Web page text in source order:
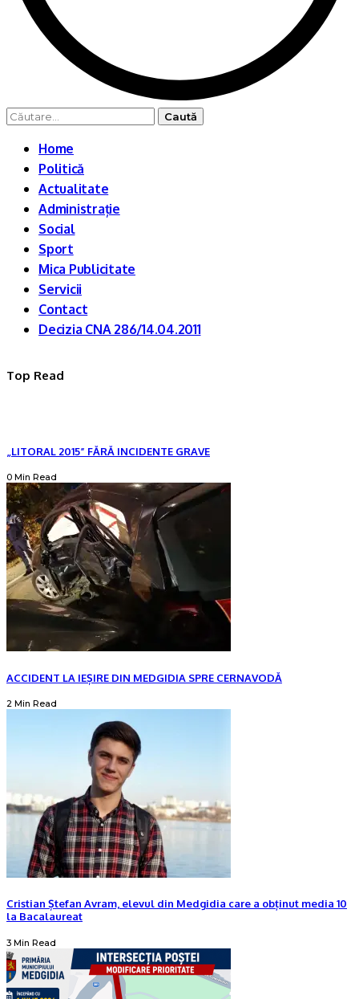
Caută
Home
Politică
Actualitate
Administrație
Social
Sport
Mica Publicitate
Servicii
Contact
Decizia CNA 286/14.04.2011
Top Read
„LITORAL 2015” FĂRĂ INCIDENTE GRAVE
0 Min Read
ACCIDENT LA IEȘIRE DIN MEDGIDIA SPRE CERNAVODĂ
2 Min Read
Cristian Ștefan Avram, elevul din Medgidia care a obținut media 10
la Bacalaureat
3 Min Read